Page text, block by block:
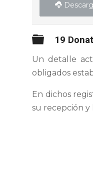
Carpeta
19
Un detalle
obligados
En dichos
su recepción y